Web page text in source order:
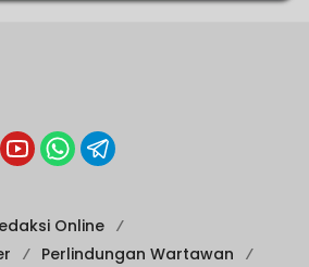
Online
Perlindungan Wartawan